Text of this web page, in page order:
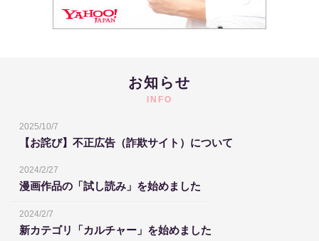
お知らせ
INFO
2025/10/7
【お詫び】不正広告（詐欺サイト）について
2024/2/27
漫画作品の「試し読み」を始めました
2024/2/7
新カテゴリ「カルチャー」を始めました